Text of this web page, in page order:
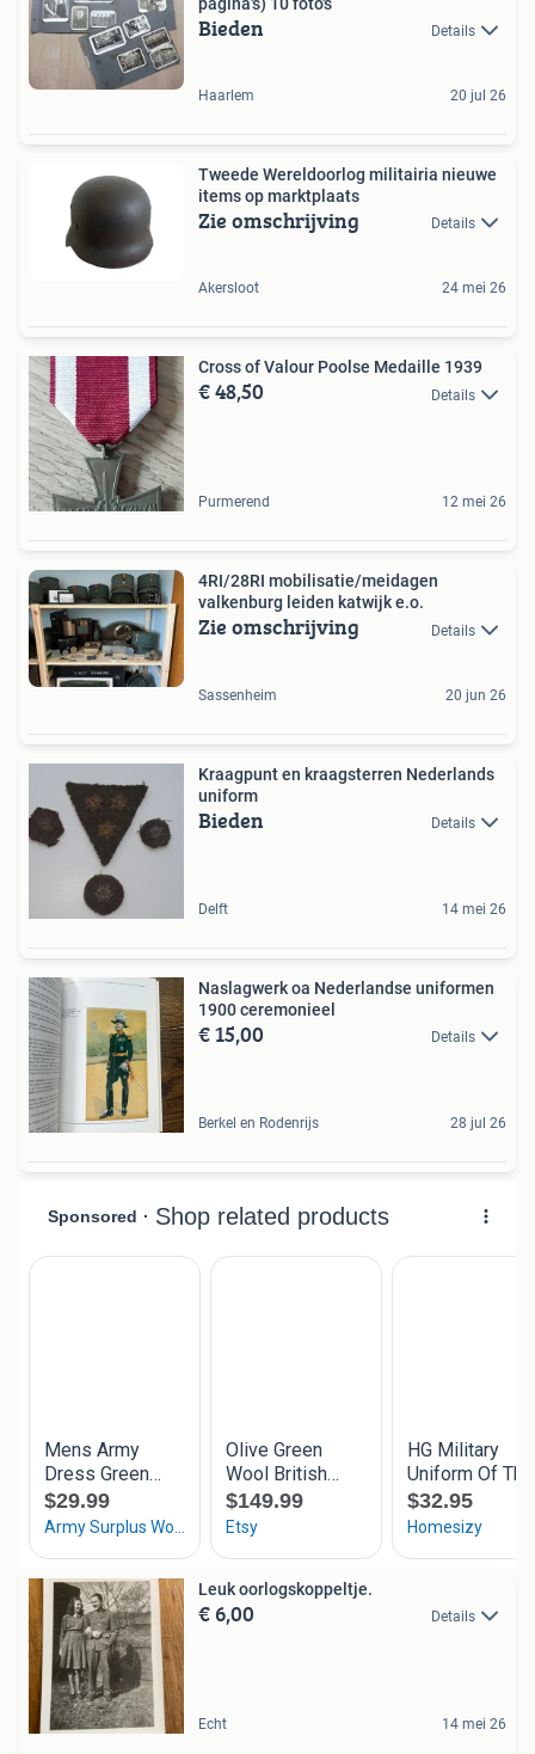
Bieden Details
Haarlem 20 jul 26
Tweede Wereldoorlog militairia nieuwe
items op marktplaats
Zie omschrijving Details
Akersloot 24 mei 26
Cross of Valour Poolse Medaille 1939
€ 48,50 Details
Purmerend 12 mei 26
4RI/28RI mobilisatie/meidagen
valkenburg leiden katwijk e.o.
Zie omschrijving Details
Sassenheim 20 jun 26
Kraagpunt en kraagsterren Nederlands
uniform
Bieden Details
Delft 14 mei 26
Naslagwerk oa Nederlandse uniformen
1900 ceremonieel
€ 15,00 Details
Berkel en Rodenrijs 28 jul 26
Leuk oorlogskoppeltje.
€ 6,00 Details
Echt 14 mei 26